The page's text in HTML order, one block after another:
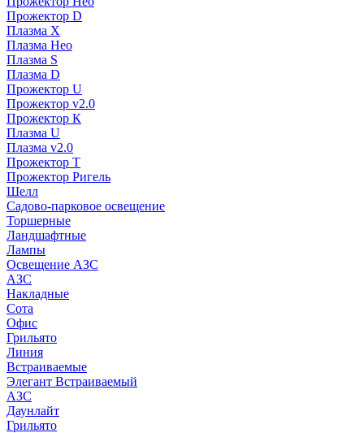
Прожектор D
Плазма X
Плазма Нео
Плазма S
Плазма D
Прожектор U
Прожектор v2.0
Прожектор К
Плазма U
Плазма v2.0
Прожектор Т
Прожектор Ригель
Шелл
Садово-парковое освещение
Торшерные
Ландшафтные
Лампы
Освещение АЗС
АЗС
Накладные
Сота
Офис
Грильято
Линия
Встраиваемые
Элегант Встраиваемый
АЗС
Даунлайт
Грильято